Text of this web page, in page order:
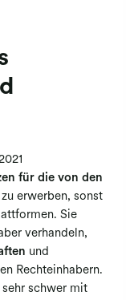
für die von den
zu erwerben, sonst
Sie
verhandeln,
und
Rechteinhabern.
sehr schwer mit